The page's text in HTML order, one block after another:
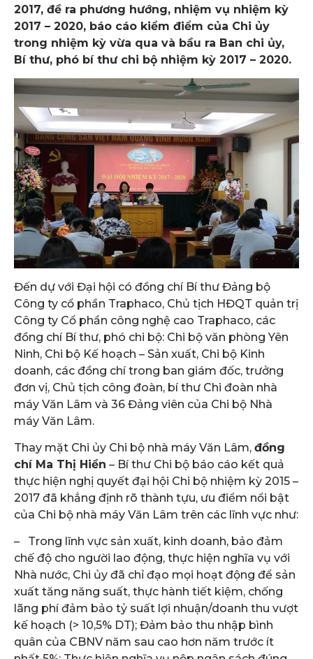
2017, đề ra phương hướng, nhiệm vụ nhiệm kỳ
2017 – 2020, báo cáo kiểm điểm của Chi ủy
trong nhiệm kỳ vừa qua và bầu ra Ban chi ủy,
Bí thư, phó bí thư chi bộ nhiệm kỳ 2017 – 2020.
Đến dự với Đại hội có đồng chí Bí thư Đảng bộ
Công ty cổ phần Traphaco, Chủ tịch HĐQT quản trị
Công ty Cổ phần công nghệ cao Traphaco, các
đồng chí Bí thư, phó chi bộ: Chi bộ văn phòng Yên
Ninh, Chi bộ Kế hoạch – Sản xuất, Chi bộ Kinh
doanh, các đồng chí trong ban giám đốc, trưởng
đơn vị, Chủ tịch công đoàn, bí thư Chi đoàn nhà
máy Văn Lâm và 36 Đảng viên của Chi bộ Nhà
máy Văn Lâm.
Thay mặt Chi ủy Chi bộ nhà máy Văn Lâm, đồng
chí Ma Thị Hiền – Bí thư Chi bộ báo cáo kết quả
thực hiện nghị quyết đại hội Chi bộ nhiệm kỳ 2015 –
2017 đã khẳng định rõ thành tựu, ưu điểm nổi bật
của Chi bộ nhà máy Văn Lâm trên các lĩnh vực như:
– Trong lĩnh vực sản xuất, kinh doanh, bảo đảm
chế độ cho người lao động, thực hiện nghĩa vụ với
Nhà nước, Chi ủy đã chỉ đạo mọi hoạt động để sản
xuất tăng năng suất, thực hành tiết kiệm, chống
lãng phí đảm bảo tỷ suất lợi nhuận/doanh thu vượt
kế hoạch (> 10,5% DT); Đảm bảo thu nhập bình
quân của CBNV năm sau cao hơn năm trước ít